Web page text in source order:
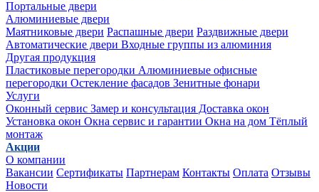
Портальные двери
Алюминиевые двери
Маятниковые двери Распашные двери Раздвижные двери
Автоматические двери Входные группы из алюминия
Другая продукция
Пластиковые перегородки Алюминиевые офисные
перегородки Остекление фасадов Зенитные фонари
Услуги
Оконный сервис Замер и консультация Доставка окон
Установка окон Окна сервис и гарантии Окна на дом Тёплый
монтаж
Акции
О компании
Вакансии Сертификаты Партнерам Контакты Оплата Отзывы
Новости